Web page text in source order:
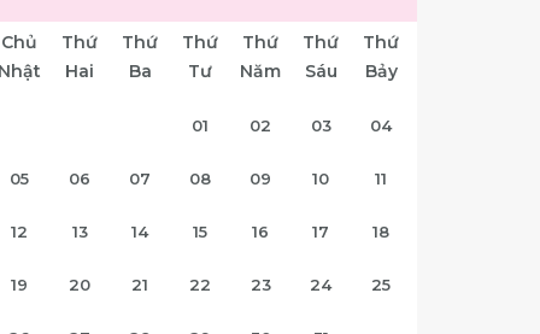
Chủ
Nhật
Thứ
Hai
Thứ
Ba
Thứ
Tư
Thứ
Năm
Thứ
Sáu
Thứ
Bảy
01 02 03 04
05 06 07 08 09 10 11
12 13 14 15 16 17 18
19 20 21 22 23 24 25